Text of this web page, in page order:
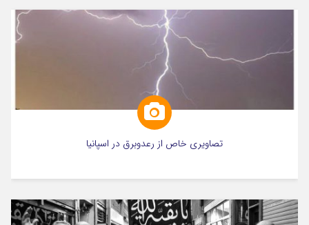
تصاویری خاص از رعدوبرق در اسپانیا